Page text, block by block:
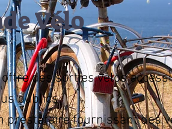
Vélo
des sorties vélos
publics.
prestataire fournissant des